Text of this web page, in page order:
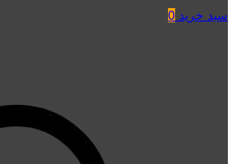
سبد خرید 0